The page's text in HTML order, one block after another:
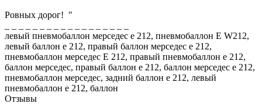
Ровных дорог! "
левый пневмобаллон мерседес е 212, пневмобаллон E W212,
левый баллон е 212, правый баллон мерседес е 212,
пневмобаллон мерседес Е 212, правый пневмобаллон е 212,
баллон мерседес, правый баллон е 212, баллон мерседес е 212,
пневмобаллон мерседес, задний баллон е 212, левый
пневмобаллон е 212, баллон
Отзывы